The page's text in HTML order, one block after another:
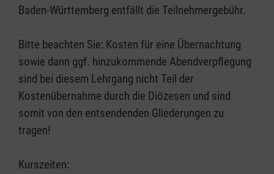
Baden-Württemberg entfällt die Teilnehmergebühr.
Bitte beachten Sie: Kosten für eine Übernachtung
sowie dann ggf. hinzukommende Abendverpflegung
sind bei diesem Lehrgang nicht Teil der
Kostenübernahme durch die Diözesen und sind
somit von den entsendenden Gliederungen zu
tragen!
Kurszeiten: